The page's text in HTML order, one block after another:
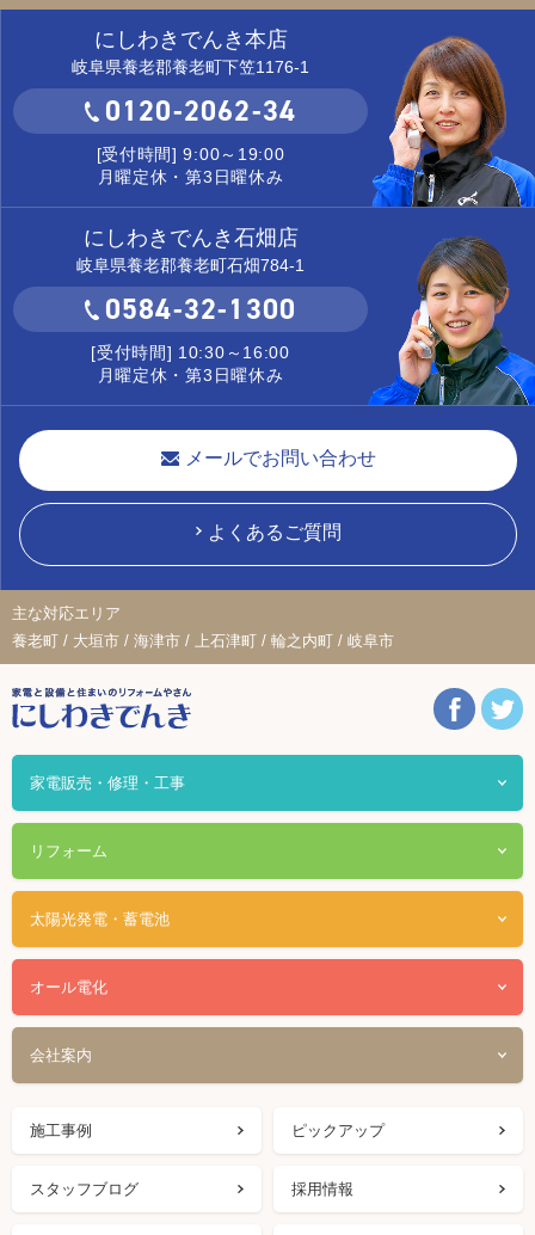
にしわきでんき本店
岐阜県養老郡養老町下笠1176-1
0120-2062-34
[受付時間] 9:00～19:00
月曜定休・第3日曜休み
にしわきでんき石畑店
岐阜県養老郡養老町石畑784-1
0584-32-1300
[受付時間] 10:30～16:00
月曜定休・第3日曜休み
メールでお問い合わせ
よくあるご質問
主な対応エリア
養老町 / 大垣市 / 海津市 / 上石津町 / 輪之内町 / 岐阜市
家電販売・修理・工事
リフォーム
太陽光発電・蓄電池
オール電化
会社案内
施工事例 ピックアップ
スタッフブログ 採用情報